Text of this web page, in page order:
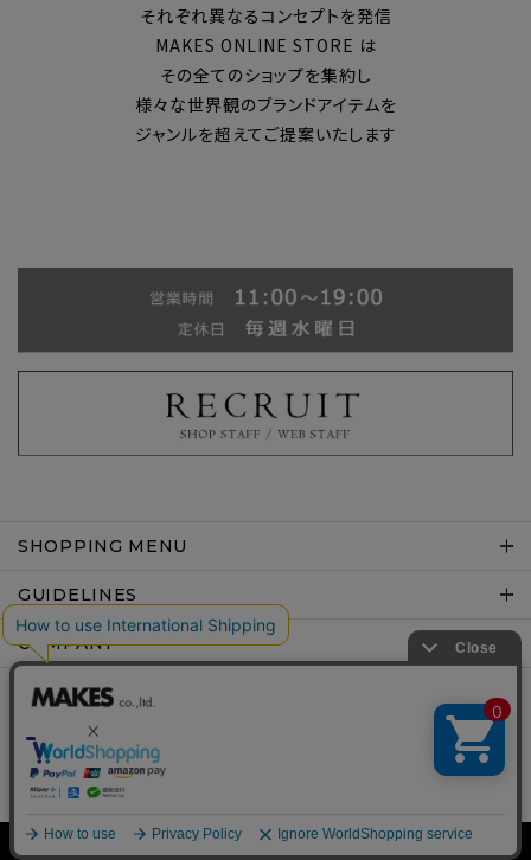
それぞれ異なるコンセプトを発信
MAKES ONLINE STORE は
その全てのショップを集約し
様々な世界観のブランドアイテムを
ジャンルを超えてご提案いたします
SHOPPING MENU
GUIDELINES
COMPANY
Copyright © MAKES co.,ltd .All rights reserved